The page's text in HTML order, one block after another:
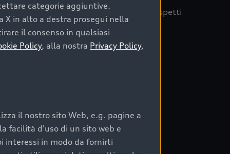
sicuro, è essenziale considerare aspetti
Prima Scelta :plus
nel tempo;
categorie aggiuntive.
in alto a destra prosegui nella
il consenso in qualsiasi
Policy, alla nostra Privacy Policy,
il nostro sito Web, e.g. pagine a
facilità d'uso di un sito web e
interessi in modo da fornirti